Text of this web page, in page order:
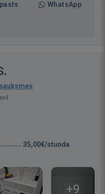
WhatsApp
35,00€/stunda
+9